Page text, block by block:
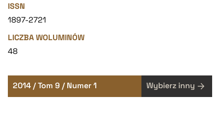
ISSN
1897-2721
LICZBA WOLUMINÓW
48
2014 / Tom 9 / Numer 1 Wybierz inny